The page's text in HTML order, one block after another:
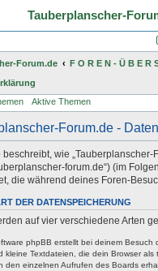
Tauberplanscher-
Forum.de
F O R E N - Ü B E R
Aktive Themen
Forum.de -
wie „Tauberplanscher-
forum.de“) (im
die während deines Foren-
DER DATENSPEICHERUNG
auf vier verschiedene Arten
phpBB erstellt bei deinem Besuch
kleine Textdateien, die dein Browser
den einzelnen Aufrufen des Boards